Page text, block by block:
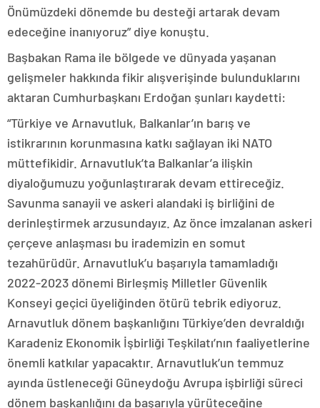
Önümüzdeki dönemde bu desteği artarak devam
edeceğine inanıyoruz” diye konuştu.
Başbakan Rama ile bölgede ve dünyada yaşanan
gelişmeler hakkında fikir alışverişinde bulunduklarını
aktaran Cumhurbaşkanı Erdoğan şunları kaydetti:
“Türkiye ve Arnavutluk, Balkanlar’ın barış ve
istikrarının korunmasına katkı sağlayan iki NATO
müttefikidir. Arnavutluk’ta Balkanlar’a ilişkin
diyaloğumuzu yoğunlaştırarak devam ettireceğiz.
Savunma sanayii ve askeri alandaki iş birliğini de
derinleştirmek arzusundayız. Az önce imzalanan askeri
çerçeve anlaşması bu irademizin en somut
tezahürüdür. Arnavutluk’u başarıyla tamamladığı
2022-2023 dönemi Birleşmiş Milletler Güvenlik
Konseyi geçici üyeliğinden ötürü tebrik ediyoruz.
Arnavutluk dönem başkanlığını Türkiye’den devraldığı
Karadeniz Ekonomik İşbirliği Teşkilatı’nın faaliyetlerine
önemli katkılar yapacaktır. Arnavutluk’un temmuz
ayında üstleneceği Güneydoğu Avrupa işbirliği süreci
dönem başkanlığını da başarıyla yürüteceğine